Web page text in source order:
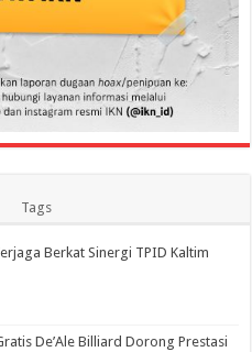
Tags
Berkat Sinergi TPID Kaltim
De’Ale Billiard Dorong Prestasi